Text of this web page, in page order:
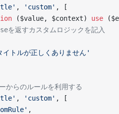
, 'custom' , [
($value, $context) use
返すカスタムロジックを記入
トルが正しくありません'
らのルールを利用する
, 'custom' , [
,